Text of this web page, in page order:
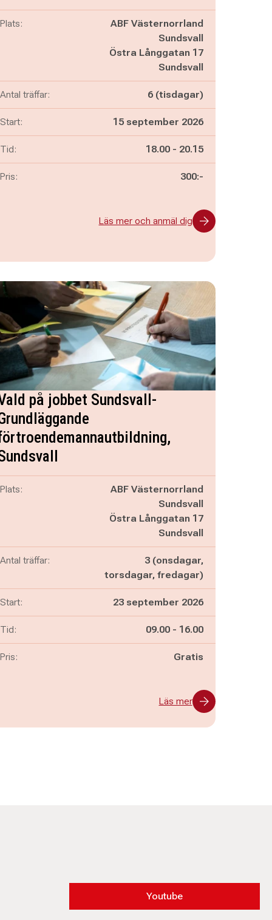
Plats:
ABF Västernorrland
Sundsvall
Östra Långgatan 17
Sundsvall
Antal träffar: 6 (tisdagar)
Start: 15 september 2026
Tid: Pågår mellan
18.00 - och
20.15
Pris: 300:-
Läs mer och anmäl dig
på jobbet Sundsvall-
Plats:
ABF Västernorrland
Sundsvall
Östra Långgatan 17
Sundsvall
Antal träffar:
3 (onsdagar,
torsdagar, fredagar)
Start: 23 september 2026
Tid: Pågår mellan
09.00 - och
16.00
Pris: Gratis
Läs mer
Youtube